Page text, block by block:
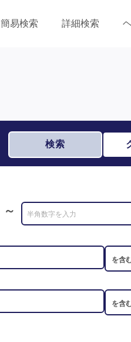
簡易検索 詳細検索
検索
～